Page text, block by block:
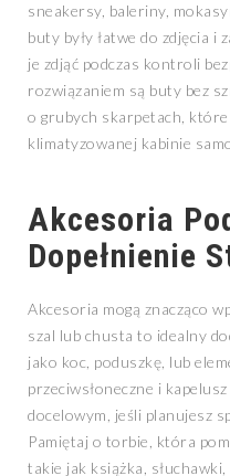
sneakersy, baleriny,
buty były łatwe do zdjęcia i
je zdjąć podczas kontroli
rozwiązaniem są buty bez
o grubych skarpetach,
klimatyzowanej kabinie
Akcesoria
Dopełnienie
Akcesoria mogą znacząco
szal lub chusta to idealny
jako koc, poduszkę, lub
przeciwsłoneczne i
docelowym, jeśli planujesz
Pamiętaj o torbie, która
takie jak książka,